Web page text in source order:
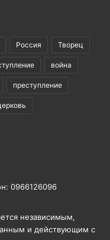
Россия Творец
война
преступление
0966126096
независимым,
и действующим с